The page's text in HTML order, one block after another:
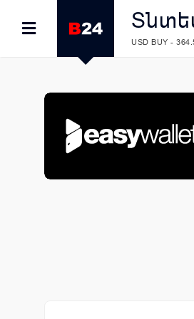
USD BUY -
COMEX:
LME:
LME: NICKEL -
LME: LEAD -
FOREX: USD/
FOREX: EUR/